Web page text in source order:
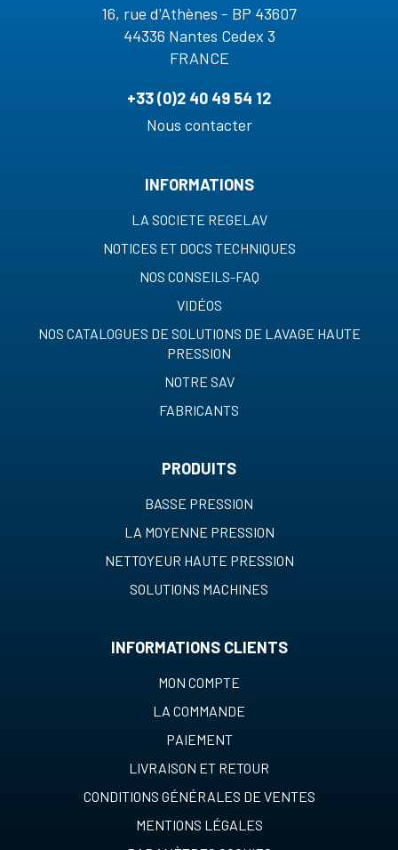
16, rue d'Athènes - BP 43607
44336 Nantes Cedex 3
FRANCE
+33 (0)2 40 49 54 12
Nous contacter
INFORMATIONS
LA SOCIETE REGELAV
NOTICES ET DOCS TECHNIQUES
NOS CONSEILS-FAQ
VIDÉOS
NOS CATALOGUES DE SOLUTIONS DE LAVAGE HAUTE
PRESSION
NOTRE SAV
FABRICANTS
PRODUITS
BASSE PRESSION
LA MOYENNE PRESSION
NETTOYEUR HAUTE PRESSION
SOLUTIONS MACHINES
INFORMATIONS CLIENTS
MON COMPTE
LA COMMANDE
PAIEMENT
LIVRAISON ET RETOUR
CONDITIONS GÉNÉRALES DE VENTES
MENTIONS LÉGALES